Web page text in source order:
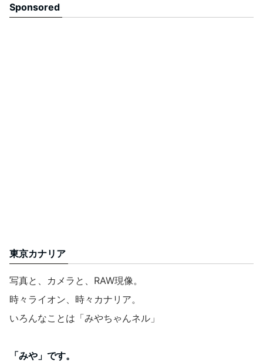
Sponsored
東京カナリア
写真と、カメラと、RAW現像。
時々ライオン、時々カナリア。
いろんなことは「みやちゃんネル」
「みや」です。